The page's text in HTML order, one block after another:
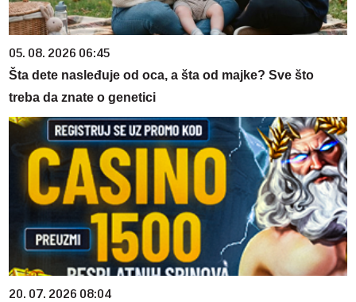
05. 08. 2026 06:45
Šta dete nasleđuje od oca, a šta od majke? Sve što
treba da znate o genetici
20. 07. 2026 08:04